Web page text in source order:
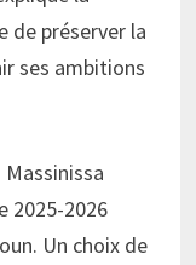
de préserver la
ses ambitions
2025-2026
Un choix de